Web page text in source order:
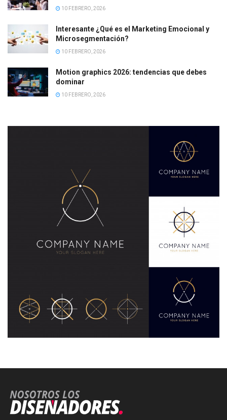
10 FEBRERO, 2026
Interesante ¿Qué es el Marketing Emocional y
Microsegmentación?
10 FEBRERO, 2026
Motion graphics 2026: tendencias que debes
dominar
10 FEBRERO, 2026